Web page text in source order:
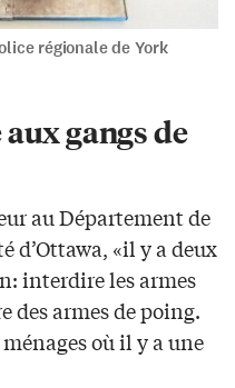
régionale de York
gangs de
au Département de
d’Ottawa, «il y a deux
interdire les armes
des armes de poing.
où il y a une